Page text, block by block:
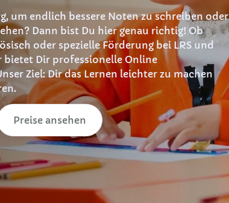
um endlich bessere Noten zu schreiben oder
Dann bist Du hier genau richtig! Ob
oder spezielle Förderung bei LRS und
bietet Dir professionelle Online
Ziel: Dir das Lernen leichter zu machen
Preise ansehen